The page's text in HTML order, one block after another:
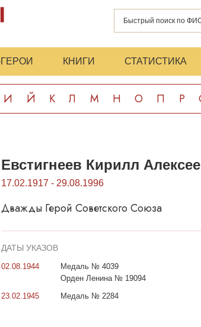
КНИГИ СТАТИСТИКА
И Й К Л М Н О П Р
Евстигнеев Кирилл
17.02.1917 - 29.08.1996
Дважды Герой Советского Союза
ДАТЫ УКАЗОВ
02.08.1944
Медаль № 4039
Орден Ленина № 19094
23.02.1945
Медаль № 2284